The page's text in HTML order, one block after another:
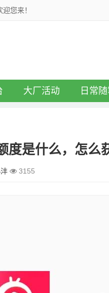
您来！
大厂活动 日常
是什么，怎么
3155